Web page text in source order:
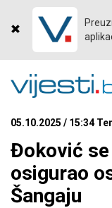
05.10.2025 / 15:34
Đoković
osigurao
Šangaju